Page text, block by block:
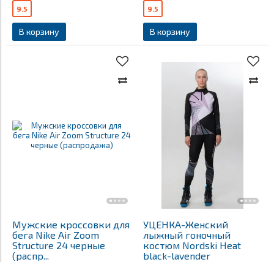
В корзину
9.5
В корзину
9.5
Мужские кроссовки для
бега Nike Air Zoom
Structure 24 черные
(распр...
УЦЕНКА-Женский
лыжный гоночный
костюм Nordski Heat
black-lavender